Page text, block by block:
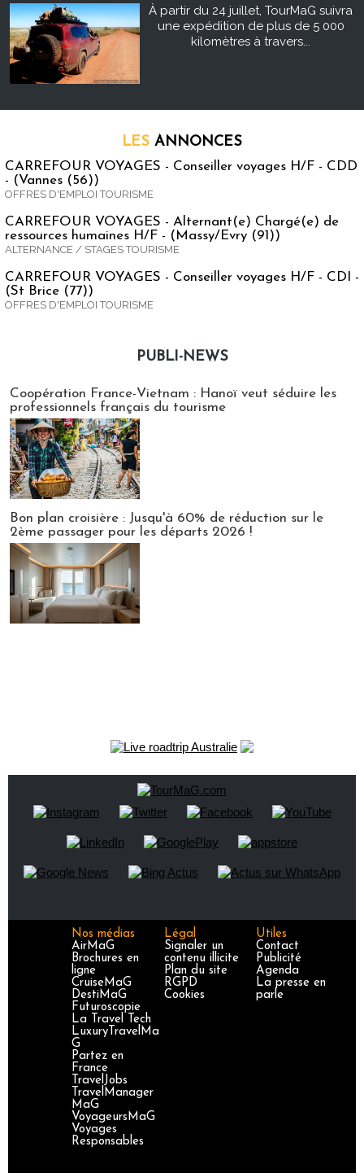
À partir du 24 juillet, TourMaG suivra
une expédition de plus de 5 000
kilomètres à travers...
LES ANNONCES
CARREFOUR VOYAGES - Conseiller voyages H/F - CDD
- (Vannes (56))
OFFRES D'EMPLOI TOURISME
CARREFOUR VOYAGES - Alternant(e) Chargé(e) de
ressources humaines H/F - (Massy/Evry (91))
ALTERNANCE / STAGES TOURISME
CARREFOUR VOYAGES - Conseiller voyages H/F - CDI -
(St Brice (77))
OFFRES D'EMPLOI TOURISME
PUBLI-NEWS
Coopération France-Vietnam : Hanoï veut séduire les
professionnels français du tourisme
Bon plan croisière : Jusqu'à 60% de réduction sur le
2ème passager pour les départs 2026 !
Nos médias
AirMaG
Brochures en
ligne
CruiseMaG
DestiMaG
Futuroscopie
La Travel Tech
LuxuryTravelMa
G
Partez en
France
TravelJobs
TravelManager
MaG
VoyageursMaG
Voyages
Responsables
Légal
Signaler un
contenu illicite
Plan du site
RGPD
Cookies
Utiles
Contact
Publicité
Agenda
La presse en
parle